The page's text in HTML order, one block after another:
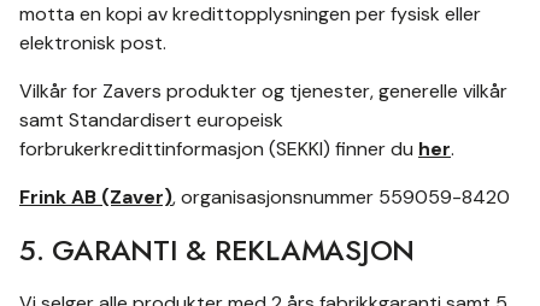
motta en kopi av kredittopplysningen per fysisk eller
elektronisk post.
Vilkår for Zavers produkter og tjenester, generelle vilkår
samt Standardisert europeisk
forbrukerkredittinformasjon (SEKKI) finner du her.
Frink AB (Zaver), organisasjonsnummer 559059-8420
5. GARANTI & REKLAMASJON